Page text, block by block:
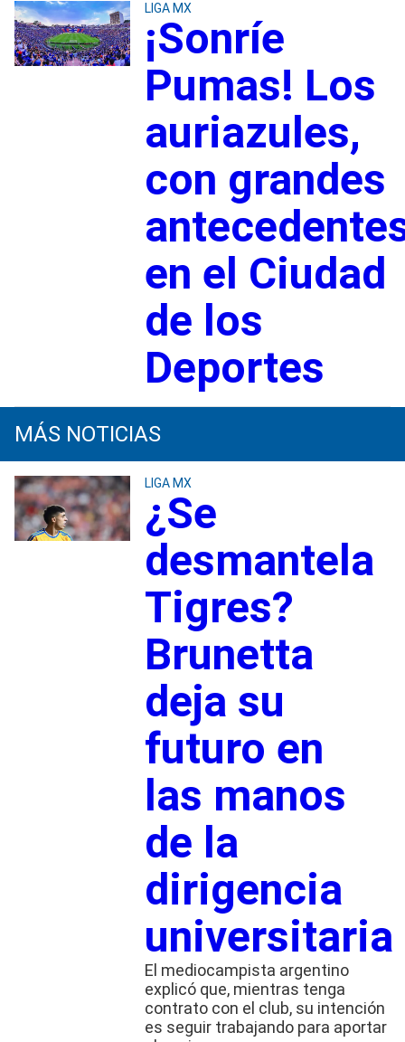
LIGA MX
¡Sonríe
Pumas! Los
auriazules,
con grandes
en el Ciudad
de los
Deportes
MÁS NOTICIAS
LIGA MX
¿Se
desmantela
Tigres?
Brunetta
deja su
futuro en
las manos
de la
dirigencia
universitaria
El mediocampista argentino
explicó que, mientras tenga
contrato con el club, su intención
es seguir trabajando para aportar